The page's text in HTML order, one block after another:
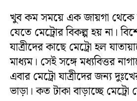
খুব কম সময়ে এক জায়গা থেকে
যেতে মেট্রোর বিকল্প হয় না।
যাত্রীদের কাছে মেট্রো হল
মাধ্যম। সেই সঙ্গে মধ্যবিত্তর
এবার মেট্রো যাত্রীদের জন্য
ভাড়া। কত টাকা বাড়াচ্ছে মেট্রো